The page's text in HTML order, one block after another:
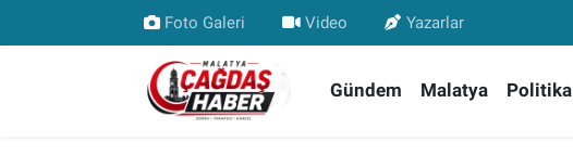
Foto Galeri Video Yazarlar
Gündem Malatya Politika
Nöbetçi Eczaneler